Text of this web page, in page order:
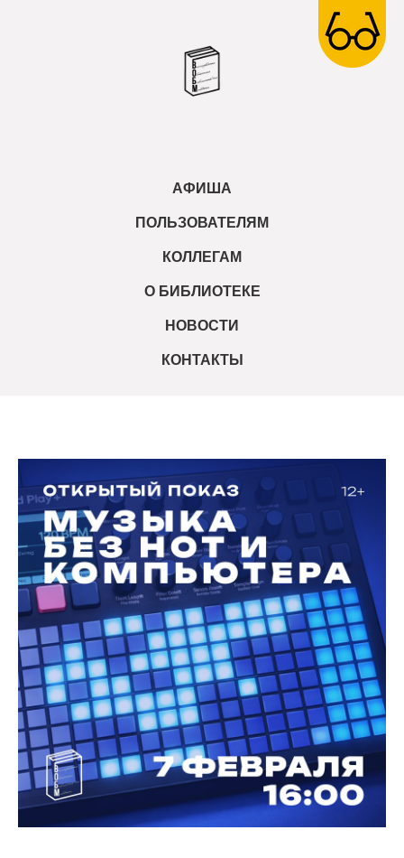
АФИША
ПОЛЬЗОВАТЕЛЯМ
КОЛЛЕГАМ
О БИБЛИОТЕКЕ
НОВОСТИ
КОНТАКТЫ